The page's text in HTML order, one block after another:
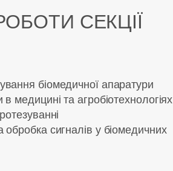
СЕКЦІЇ
біомедичної апаратури
медицині та агробіотехнологіях
обробка сигналів у біомедичних